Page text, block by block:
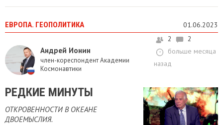
ЕВРОПА. ГЕОПОЛИТИКА 01.06.2023
Андрей Ионин
член-кореспондент Академии
Космонавтики
2
2
больше месяца
назад
РЕДКИЕ МИНУТЫ
ОТКРОВЕННОСТИ В ОКЕАНЕ
ДВОЕМЫСЛИЯ.